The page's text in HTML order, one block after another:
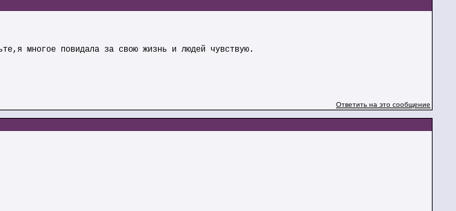
многое повидала за свою жизнь и людей чувствую.
Ответить на это сообщение